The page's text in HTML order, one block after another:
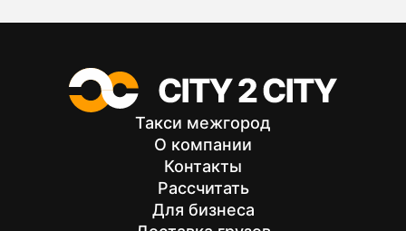
Такси межгород
О компании
Контакты
Рассчитать
Для бизнеса